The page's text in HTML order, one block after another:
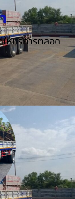
ให้บริการตลอด